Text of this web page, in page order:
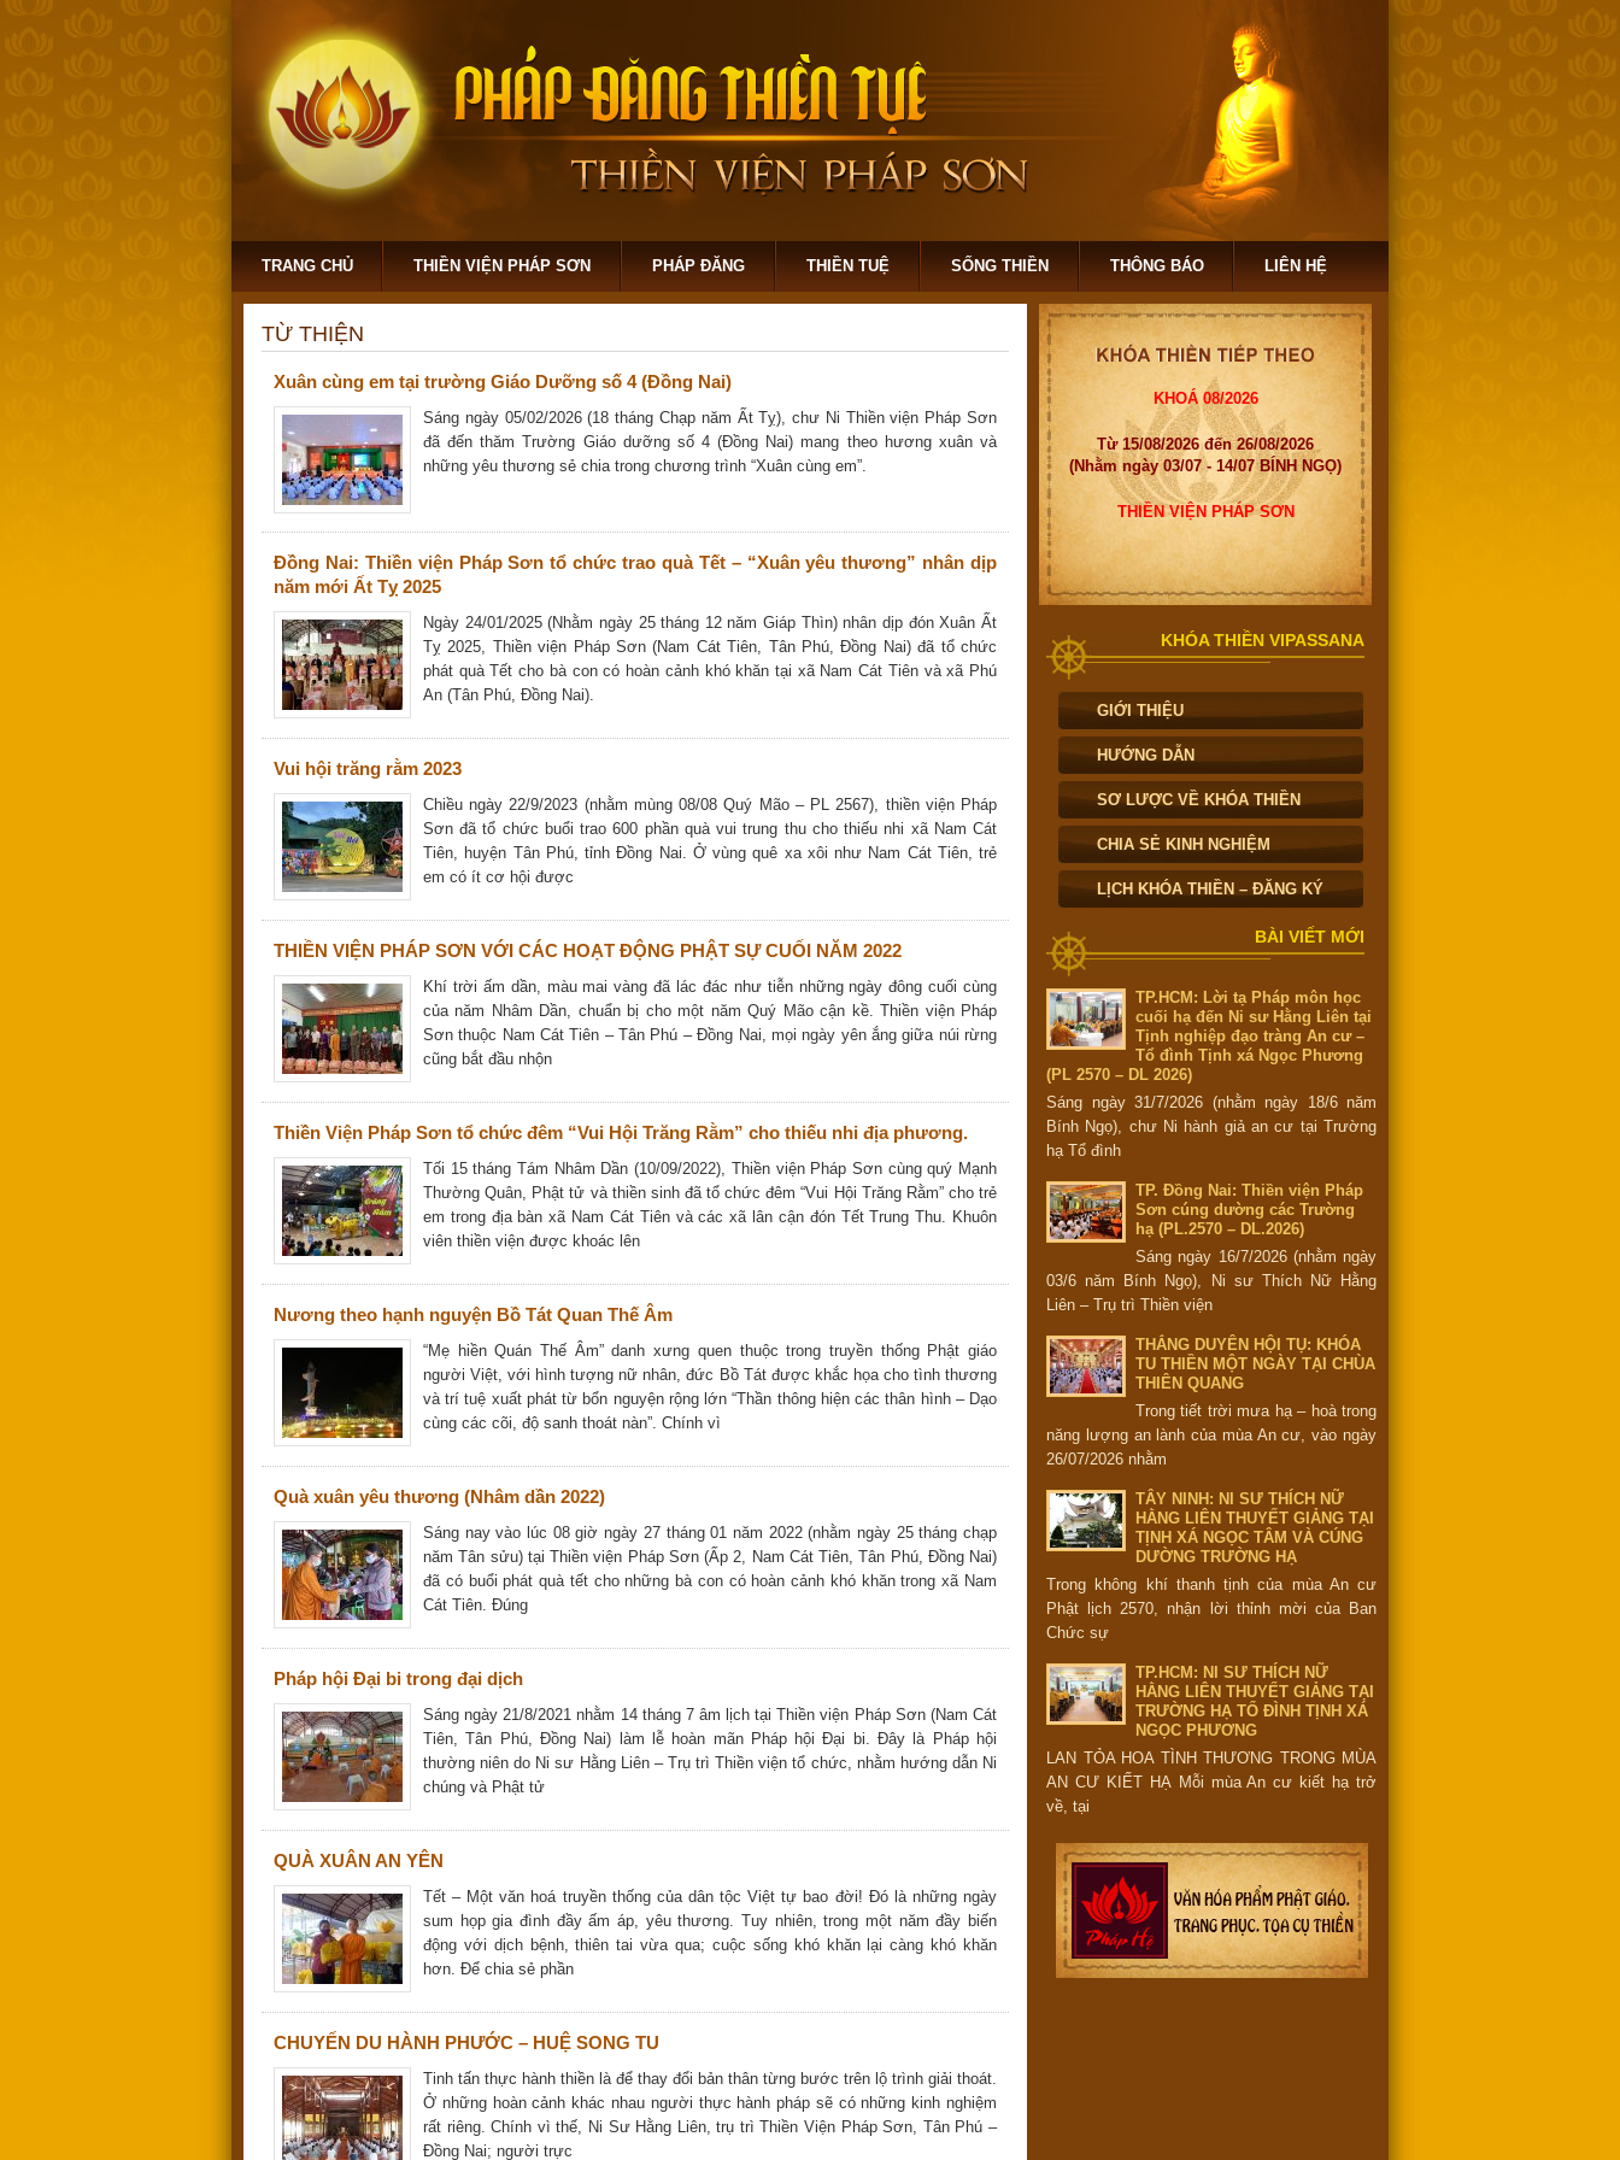
TRANG CHỦ THIỀN VIỆN PHÁP SƠN PHÁP ĐĂNG THIỀN TUỆ SỐNG THIỀN THÔNG BÁO LIÊN HỆ
TỪ THIỆN
Xuân cùng em tại trường Giáo Dưỡng số 4 (Đồng Nai)
Sáng ngày 05/02/2026 (18 tháng Chạp năm Ất Tỵ), chư Ni Thiền viện Pháp Sơn
đã đến thăm Trường Giáo dưỡng số 4 (Đồng Nai) mang theo hương xuân và
những yêu thương sẻ chia trong chương trình “Xuân cùng em”.
Đồng Nai: Thiền viện Pháp Sơn tổ chức trao quà Tết – “Xuân yêu thương” nhân dịp
năm mới Ất Tỵ 2025
Ngày 24/01/2025 (Nhằm ngày 25 tháng 12 năm Giáp Thìn) nhân dịp đón Xuân Ất
Tỵ 2025, Thiền viện Pháp Sơn (Nam Cát Tiên, Tân Phú, Đồng Nai) đã tổ chức
phát quà Tết cho bà con có hoàn cảnh khó khăn tại xã Nam Cát Tiên và xã Phú
An (Tân Phú, Đồng Nai).
Vui hội trăng rằm 2023
Chiều ngày 22/9/2023 (nhằm mùng 08/08 Quý Mão – PL 2567), thiền viện Pháp
Sơn đã tổ chức buổi trao 600 phần quà vui trung thu cho thiếu nhi xã Nam Cát
Tiên, huyện Tân Phú, tỉnh Đồng Nai. Ở vùng quê xa xôi như Nam Cát Tiên, trẻ
em có ít cơ hội được
THIỀN VIỆN PHÁP SƠN VỚI CÁC HOẠT ĐỘNG PHẬT SỰ CUỐI NĂM 2022
Khí trời ấm dần, màu mai vàng đã lác đác như tiễn những ngày đông cuối cùng
của năm Nhâm Dần, chuẩn bị cho một năm Quý Mão cận kề. Thiền viện Pháp
Sơn thuộc Nam Cát Tiên – Tân Phú – Đồng Nai, mọi ngày yên ắng giữa núi rừng
cũng bắt đầu nhộn
Thiền Viện Pháp Sơn tổ chức đêm “Vui Hội Trăng Rằm” cho thiếu nhi địa phương.
Tối 15 tháng Tám Nhâm Dần (10/09/2022), Thiền viện Pháp Sơn cùng quý Mạnh
Thường Quân, Phật tử và thiền sinh đã tổ chức đêm “Vui Hội Trăng Rằm” cho trẻ
em trong địa bàn xã Nam Cát Tiên và các xã lân cận đón Tết Trung Thu. Khuôn
viên thiền viện được khoác lên
Nương theo hạnh nguyện Bồ Tát Quan Thế Âm
“Mẹ hiền Quán Thế Âm” danh xưng quen thuộc trong truyền thống Phật giáo
người Việt, với hình tượng nữ nhân, đức Bồ Tát được khắc họa cho tình thương
và trí tuệ xuất phát từ bổn nguyện rộng lớn “Thần thông hiện các thân hình – Dạo
cùng các cõi, độ sanh thoát nàn”. Chính vì
Quà xuân yêu thương (Nhâm dần 2022)
Sáng nay vào lúc 08 giờ ngày 27 tháng 01 năm 2022 (nhằm ngày 25 tháng chạp
năm Tân sửu) tại Thiền viện Pháp Sơn (Ấp 2, Nam Cát Tiên, Tân Phú, Đồng Nai)
đã có buổi phát quà tết cho những bà con có hoàn cảnh khó khăn trong xã Nam
Cát Tiên. Đúng
Pháp hội Đại bi trong đại dịch
Sáng ngày 21/8/2021 nhằm 14 tháng 7 âm lịch tại Thiền viện Pháp Sơn (Nam Cát
Tiên, Tân Phú, Đồng Nai) làm lễ hoàn mãn Pháp hội Đại bi. Đây là Pháp hội
thường niên do Ni sư Hằng Liên – Trụ trì Thiền viện tổ chức, nhằm hướng dẫn Ni
chúng và Phật tử
QUÀ XUÂN AN YÊN
Tết – Một văn hoá truyền thống của dân tộc Việt tự bao đời! Đó là những ngày
sum họp gia đình đầy ấm áp, yêu thương. Tuy nhiên, trong một năm đầy biến
động với dịch bệnh, thiên tai vừa qua; cuộc sống khó khăn lại càng khó khăn
hơn. Để chia sẻ phần
CHUYẾN DU HÀNH PHƯỚC – HUỆ SONG TU
Tinh tấn thực hành thiền là để thay đổi bản thân từng bước trên lộ trình giải thoát.
Ở những hoàn cảnh khác nhau người thực hành pháp sẽ có những kinh nghiệm
rất riêng. Chính vì thế, Ni Sư Hằng Liên, trụ trì Thiền Viện Pháp Sơn, Tân Phú –
Đồng Nai; người trực
KHOÁ 08/2026
Từ 15/08/2026 đến 26/08/2026
(Nhằm ngày 03/07 - 14/07 BÍNH NGỌ)
THIỀN VIỆN PHÁP SƠN
KHÓA THIỀN VIPASSANA
GIỚI THIỆU
HƯỚNG DẪN
SƠ LƯỢC VỀ KHÓA THIỀN
CHIA SẺ KINH NGHIỆM
LỊCH KHÓA THIỀN – ĐĂNG KÝ
BÀI VIẾT MỚI
TP.HCM: Lời tạ Pháp môn học
cuối hạ đến Ni sư Hằng Liên tại
Tịnh nghiệp đạo tràng An cư –
Tổ đình Tịnh xá Ngọc Phương
(PL 2570 – DL 2026)
Sáng ngày 31/7/2026 (nhằm ngày 18/6 năm
Bính Ngọ), chư Ni hành giả an cư tại Trường
hạ Tổ đình
TP. Đồng Nai: Thiền viện Pháp
Sơn cúng dường các Trường
hạ (PL.2570 – DL.2026)
Sáng ngày 16/7/2026 (nhằm ngày
03/6 năm Bính Ngọ), Ni sư Thích Nữ Hằng
Liên – Trụ trì Thiền viện
THẮNG DUYÊN HỘI TỤ: KHÓA
TU THIỀN MỘT NGÀY TẠI CHÙA
THIÊN QUANG
Trong tiết trời mưa hạ – hoà trong
năng lượng an lành của mùa An cư, vào ngày
26/07/2026 nhằm
TÂY NINH: NI SƯ THÍCH NỮ
HẰNG LIÊN THUYẾT GIẢNG TẠI
TỊNH XÁ NGỌC TÂM VÀ CÚNG
DƯỜNG TRƯỜNG HẠ
Trong không khí thanh tịnh của mùa An cư
Phật lịch 2570, nhận lời thỉnh mời của Ban
Chức sự
TP.HCM: NI SƯ THÍCH NỮ
HẰNG LIÊN THUYẾT GIẢNG TẠI
TRƯỜNG HẠ TỔ ĐÌNH TỊNH XÁ
NGỌC PHƯƠNG
LAN TỎA HOA TÌNH THƯƠNG TRONG MÙA
AN CƯ KIẾT HẠ Mỗi mùa An cư kiết hạ trở
về, tại